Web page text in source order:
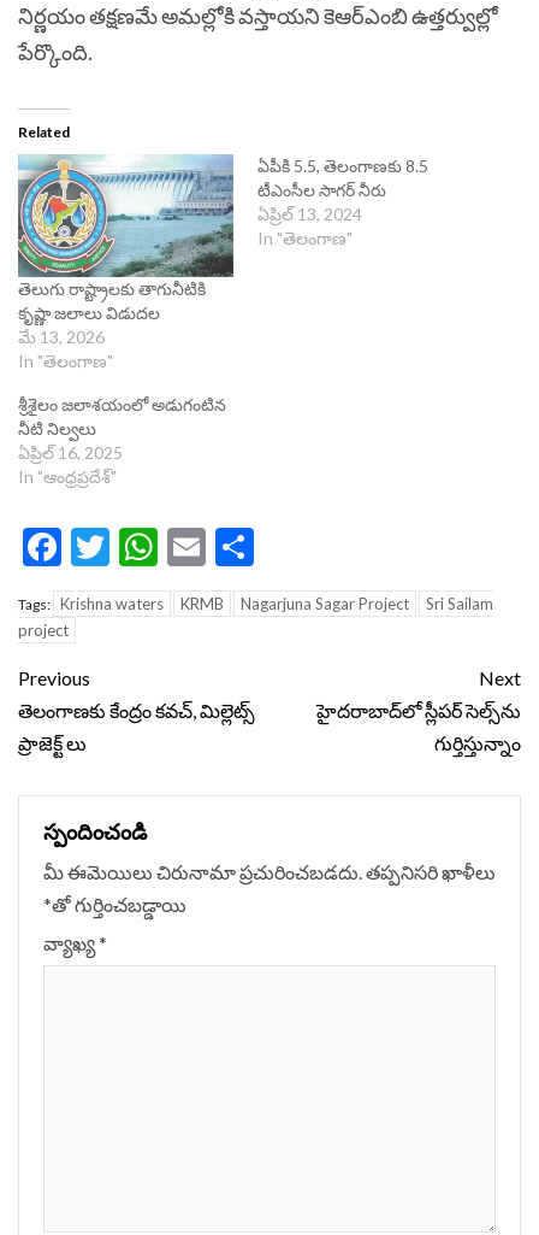
నిర్ణయం తక్షణమే అమల్లోకి వస్తాయని కెఆర్‌ఎంబి ఉత్తర్వుల్లో
పేర్కొంది.
Related
తెలుగు రాష్ట్రాలకు తాగునీటికి
కృష్ణా జలాలు విడుదల
మే 13, 2026
In "తెలంగాణ"
ఏపీకి 5.5, తెలంగాణకు 8.5
టీఎంసీల సాగర్ నీరు
ఏప్రిల్ 13, 2024
In "తెలంగాణ"
శ్రీశైలం జలాశయంలో అడుగంటిన
నీటి నిల్వలు
ఏప్రిల్ 16, 2025
In "ఆంధ్రప్రదేశ్"
Facebook
Twitter
WhatsApp
Email
Tags: Krishna waters KRMB Nagarjuna Sagar Project
Sri Sailam
project
Continue
Reading
Previous
తెలంగాణ‌కు కేంద్రం కవచ్, మిల్లెట్స్
ప్రాజెక్ట్ లు
Next
హైదరాబాద్‌లో స్లీపర్‌ సెల్స్‌ను
గుర్తిస్తున్నాం
స్పందించండి
మీ ఈమెయిలు చిరునామా ప్రచురించబడదు.తప్పనిసరి ఖాళీలు
*‌తో గుర్తించబడ్డాయి
వ్యాఖ్య*